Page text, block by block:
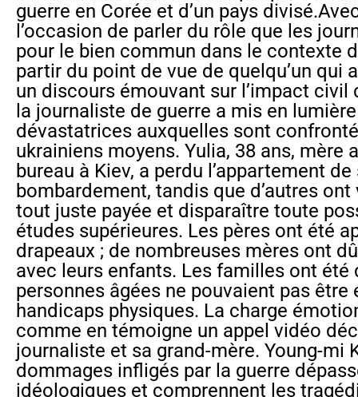
guerre en Corée et d’un pays
l’occasion de parler du rôle que les
pour le bien commun dans le contexte
partir du point de vue de quelqu’un qui
un discours émouvant sur l’impact civil
la journaliste de guerre a mis en
dévastatrices auxquelles sont
ukrainiens moyens. Yulia, 38 ans, mère
bureau à Kiev, a perdu l’appartement
bombardement, tandis que d’autres
tout juste payée et disparaître toute
études supérieures. Les pères ont été
drapeaux ; de nombreuses mères ont
avec leurs enfants. Les familles ont été
personnes âgées ne pouvaient pas être
handicaps physiques. La charge
comme en témoigne un appel vidéo
journaliste et sa grand-mère. Young-mi
dommages infligés par la guerre
idéologiques et comprennent les